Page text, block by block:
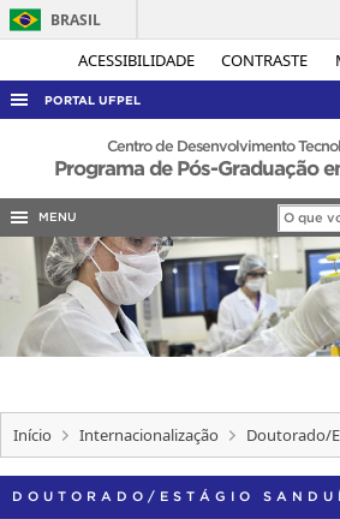
ACESSIBILIDADE CONTRASTE
BRASIL
PORTAL UFPEL
ACESSO À INFORMAÇÃO
AUDITORIA
COBALTO
CONCURSOS
EDITAIS
INTERNACIONAL
Centro de Desenvolvimento
Programa de Pós-Graduação
MENU
Início Internacionalização Doutorado/
DOUTORADO/ESTÁGIO